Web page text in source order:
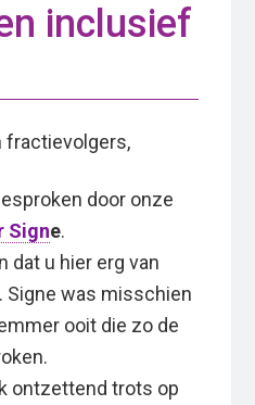
inclusief
fractievolgers,
door onze
Signe.
dat u hier erg van
Signe was misschien
ooit die zo de
ontzettend trots op